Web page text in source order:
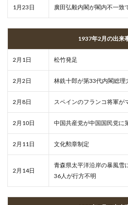
1月23日 廣田弘毅内閣が閣内不一致
1937年2月の出来
2月1日 松竹発足
2月2日 林銑十郎が第33代内閣総理
2月8日 スペインのフランコ将軍が
2月10日 中国共産党が中国国民党に
2月11日 文化勲章制定
2月14日
青森県太平洋沿岸の暴風雪
36人が行方不明